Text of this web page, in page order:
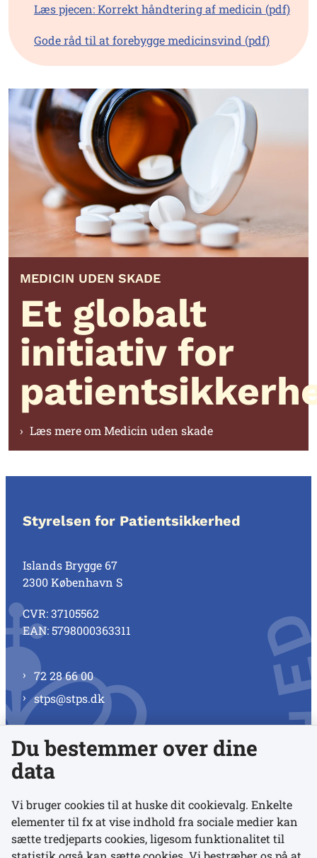
Læs pjecen: Korrekt håndtering af medicin (pdf)
Gode råd til at forebygge medicinsvind (pdf)
MEDICIN UDEN SKADE
Et globalt
initiativ for
Læs mere om Medicin uden skade
Styrelsen for Patientsikkerhed
Islands Brygge 67
2300 København S
CVR: 37105562
EAN: 5798000363311
72 28 66 00
stps@stps.dk
Se alle kontaktnumre
Links
Du bestemmer over dine
data
Vi bruger cookies til at huske dit cookievalg. Enkelte
elementer til fx at vise indhold fra sociale medier kan
sætte tredjeparts cookies, ligesom funktionalitet til